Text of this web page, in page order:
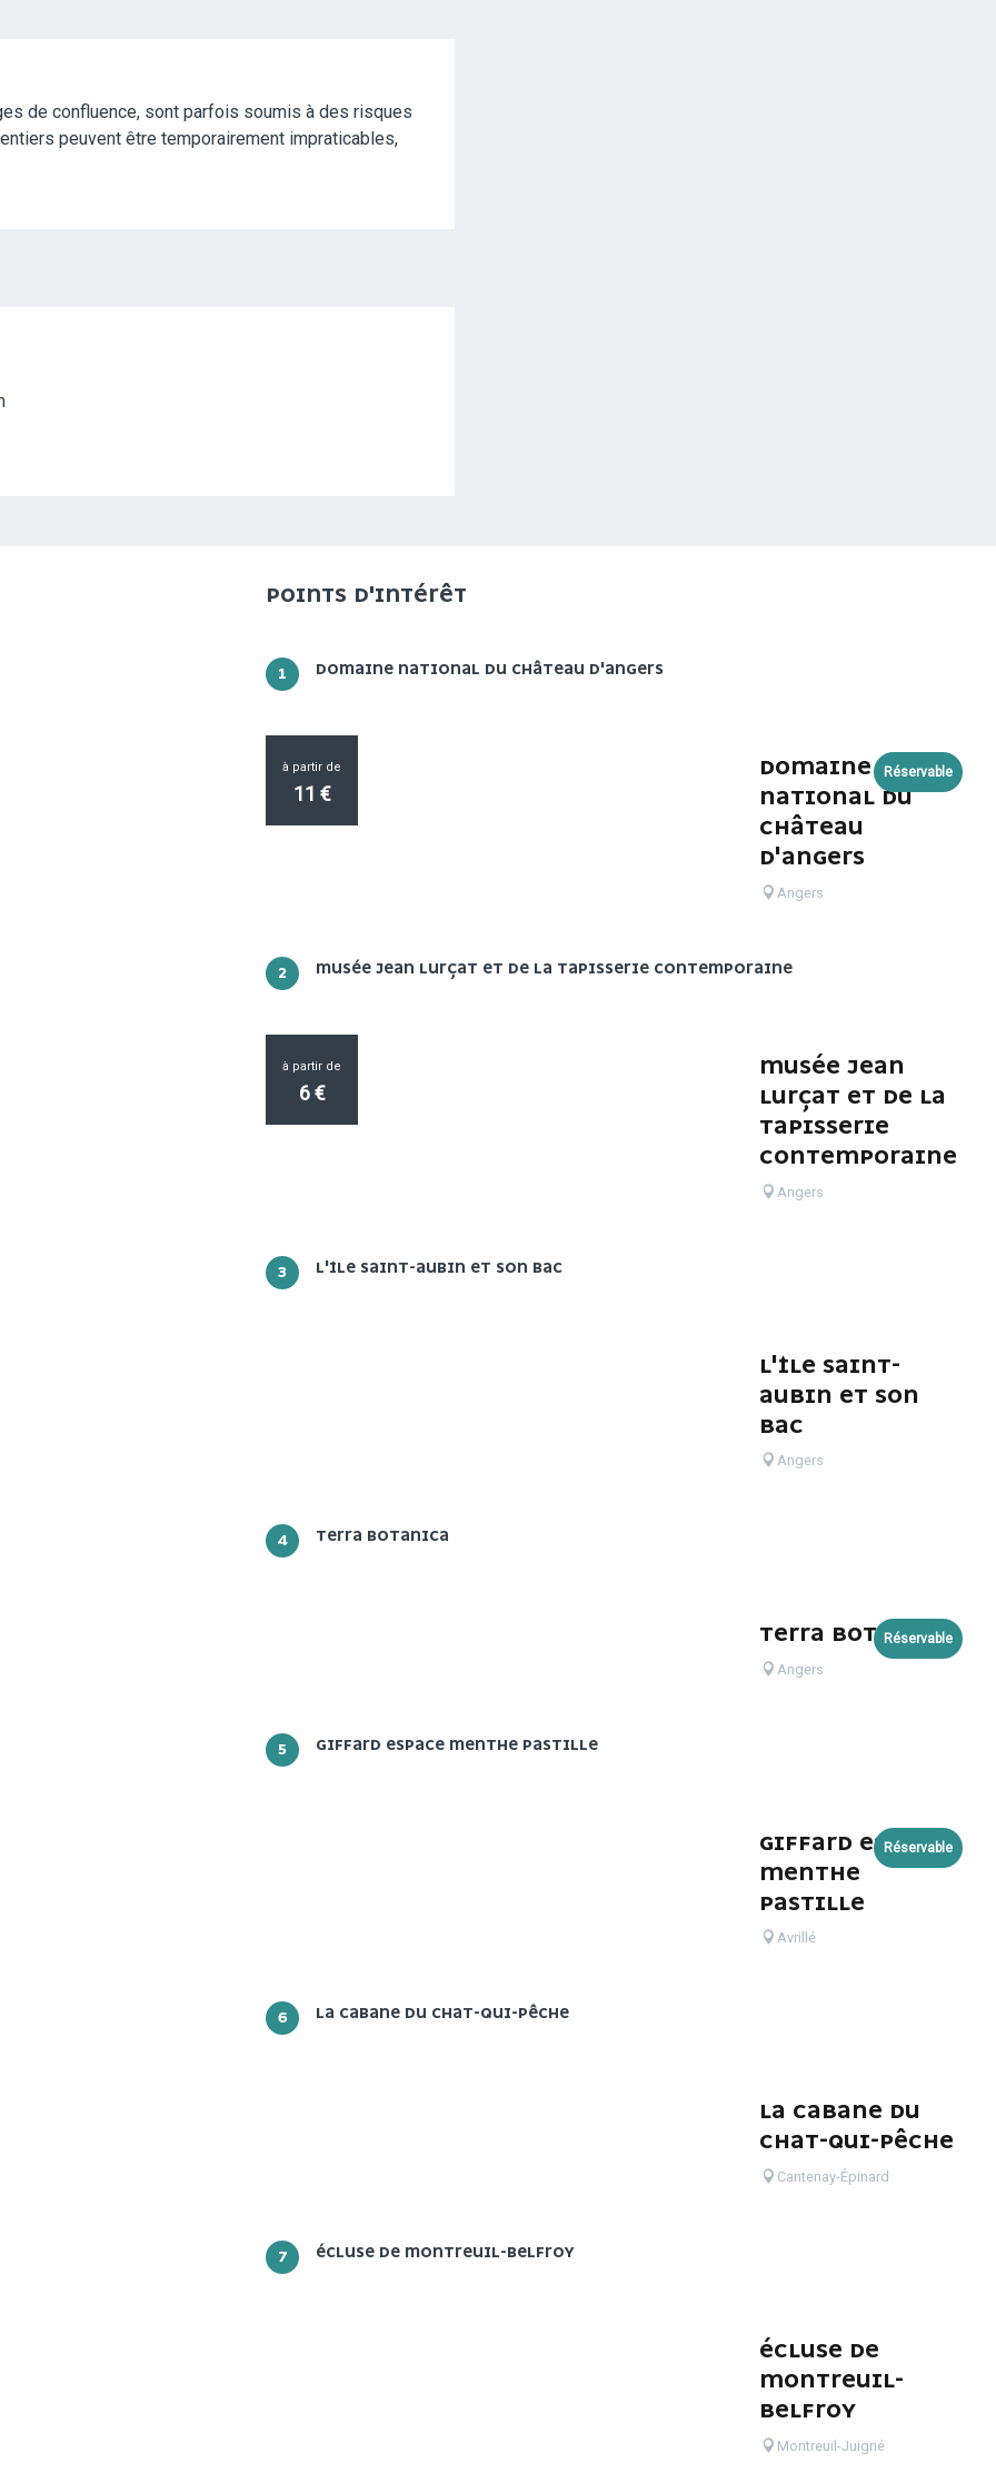
de confluence, sont parfois soumis à des risques
peuvent être temporairement impraticables,
POINTS D'INTÉRÊT
1 DOMAINE NATIONAL DU CHÂTEAU D'ANGERS
à partir de
11 €
DOMAINE
NATIONAL DU
CHÂTEAU
D'ANGERS
Angers
Réservable
2 MUSÉE JEAN LURÇAT ET DE LA TAPISSERIE CONTEMPORAINE
à partir de
6€
MUSÉE JEAN
LURÇAT ET DE LA
TAPISSERIE
CONTEMPORAINE
Angers
3 L'ÎLE SAINT-AUBIN ET SON BAC
L'ÎLE SAINT-
AUBIN ET SON
BAC
Angers
4 TERRA BOTANICA
TERRA BOTANICA
Angers
Réservable
5 GIFFARD ESPACE MENTHE PASTILLE
GIFFARD ESPACE
MENTHE
PASTILLE
Avrillé
Réservable
6 LA CABANE DU CHAT-QUI-PÊCHE
LA CABANE DU
CHAT-QUI-PÊCHE
Cantenay-Épinard
7 ÉCLUSE DE MONTREUIL-BELFROY
ÉCLUSE DE
MONTREUIL-
BELFROY
Montreuil-Juigné